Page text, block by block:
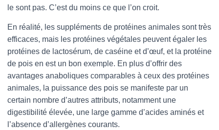
le sont pas. C’est du moins ce que l’on croit.
En réalité, les suppléments de protéines animales sont très
efficaces, mais les protéines végétales peuvent égaler les
protéines de lactosérum, de caséine et d’œuf, et la protéine
de pois en est un bon exemple. En plus d’offrir des
avantages anaboliques comparables à ceux des protéines
animales, la puissance des pois se manifeste par un
certain nombre d’autres attributs, notamment une
digestibilité élevée, une large gamme d’acides aminés et
l’absence d’allergènes courants.